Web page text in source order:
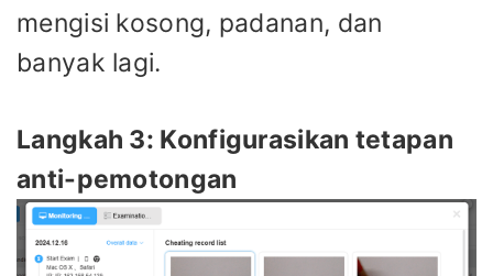
mengisi kosong, padanan, dan
banyak lagi.
Langkah 3: Konfigurasikan tetapan
anti-pemotongan